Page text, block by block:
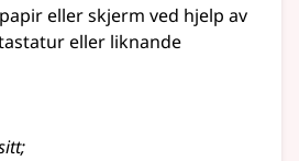
eller skjerm ved hjelp av
eller liknande
;